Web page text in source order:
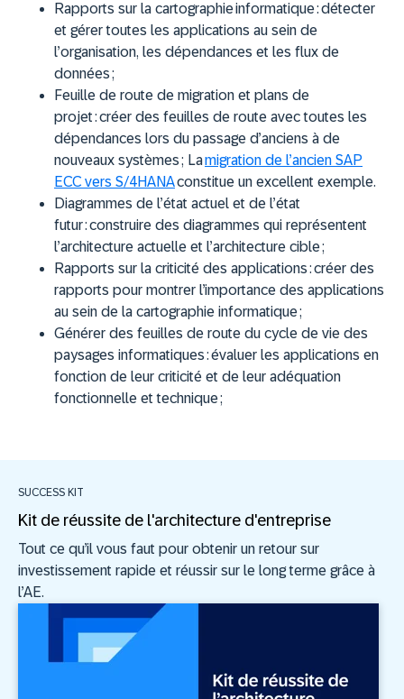
Rapports sur la cartographie informatique :détecter
et gérer toutes les applications au sein de
l’organisation, les dépendances et les flux de
données ;
Feuille de route de migration et plans de
projet :créer des feuilles de route avec toutes les
dépendances lors du passage d’anciens à de
nouveaux systèmes ; Lamigration de l’ancien SAP
ECC vers S/4HANAconstitue un excellent exemple.
Diagrammes de l’état actuel et de l’état
futur :construire des diagrammes qui représentent
l’architecture actuelle et l’architecture cible ;
Rapports sur la criticité des applications :créer des
rapports pour montrer l’importance des applications
au sein de la cartographie informatique ;
Générer des feuilles de route du cycle de vie des
paysages informatiques :évaluer les applications en
fonction de leur criticité et de leur adéquation
fonctionnelle et technique ;
SUCCESS KIT
Kit de réussite de l'architecture d'entreprise
Tout ce qu’il vous faut pour obtenir un retour sur
investissement rapide et réussir sur le long terme grâce à
l’AE.